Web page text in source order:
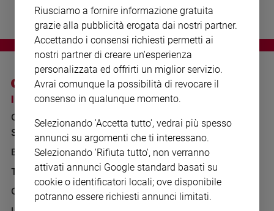
spiritualità
Devozione
Parola
del
del
giorno
Società
e
I SITI SAN PAOLO
GRUPPO EDITORIALE
SAN PAOLO
BENESSERE
TELENOVA
GAZZETTA D'ALBA
NOTE LEGALI
PRIVACY POLICY
INFORMATIVA
WHISTLEBLOWING
SOCIAL
Riusciamo a fornire informazione gratuita
grazie alla pubblicità erogata dai nostri partner.
Accettando i consensi richiesti permetti ai
nostri partner di creare un'esperienza
personalizzata ed offrirti un miglior servizio.
Avrai comunque la possibilità di revocare il
consenso in qualunque momento.
Selezionando 'Accetta tutto', vedrai più spesso
annunci su argomenti che ti interessano.
Selezionando 'Rifiuta tutto', non verranno
attivati annunci Google standard basati su
cookie o identificatori locali; ove disponibile
potranno essere richiesti annunci limitati.